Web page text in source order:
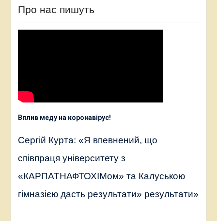
Про нас пишуть
Вплив меду на коронавірус!
Сергій Курта: «Я впевнений, що
співпраця університету з
«КАРПАТНАФТОХІМом» та Калуською
гімназією дасть результати» результати»